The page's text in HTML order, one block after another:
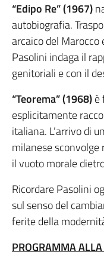
“Edipo Re” (1967)
autobiografia.
arcaico del
Pasolini indaga il
genitoriali e con il
“Teorema” (1968)è
esplicitamente
italiana. L’arrivo di
milanese
il vuoto morale
Ricordare Pasolini
sul senso del
ferite della
PROGRAMMA